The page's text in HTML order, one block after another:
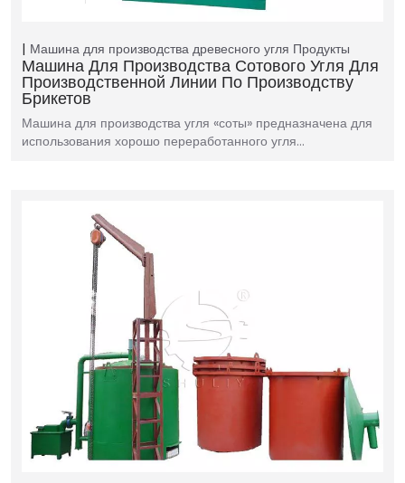
Машина для производства древесного угля Продукты
Машина Для Производства Сотового Угля Для
Производственной Линии По Производству
Брикетов
Машина для производства угля «соты» предназначена для
использования хорошо переработанного угля…